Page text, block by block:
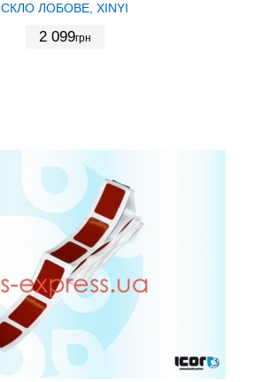
СКЛО ЛОБОВЕ, XINYI
2 099грн